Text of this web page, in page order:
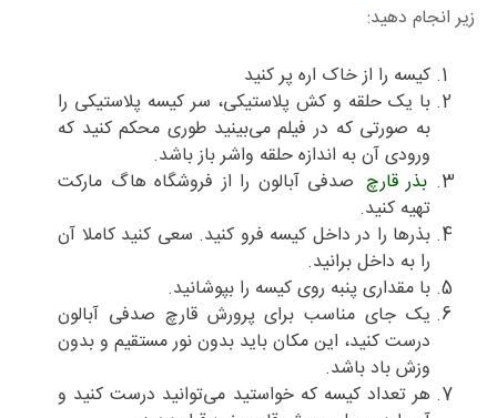
زیر انجام دهید:
کیسه را از خاک اره پر کنید
با یک حلقه و کش پلاستیکی، سر کیسه پلاستیکی را
به صورتی که در فیلم می‌بینید طوری محکم کنید که
ورودی آن به اندازه حلقه واشر باز باشد.
بذر قارچ صدفی آبالون را از فروشگاه هاگ مارکت
تهیه کنید.
بذرها را در داخل کیسه فرو کنید. سعی کنید کاملا آن
را به داخل برانید.
با مقداری پنبه روی کیسه را بپوشانید.
یک جای مناسب برای پرورش قارچ صدفی آبالون
درست کنید، این مکان باید بدون نور مستقیم و بدون
وزش باد باشد.
هر تعداد کیسه که خواستید می‌توانید درست کنید و